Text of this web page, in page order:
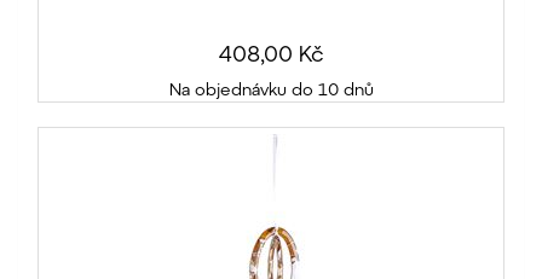
408,00 Kč
Na objednávku do 10 dnů